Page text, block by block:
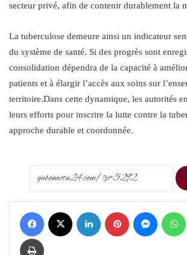
secteur privé, afin de contenir durablement la
La tuberculose demeure ainsi un indicateur
du système de santé. Si des progrès sont
consolidation dépendra de la capacité à
patients et à élargir l’accès aux soins sur
territoire.Dans cette dynamique, les autorités
leurs efforts pour inscrire la lutte contre la
approche durable et coordonnée.
Facebook LinkedIn Pinterest Messenger
Print